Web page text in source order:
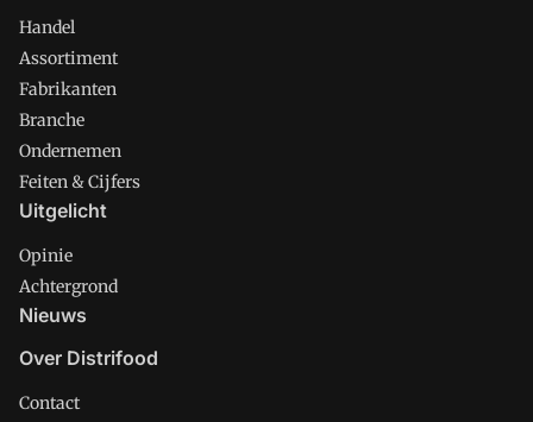
Handel
Assortiment
Fabrikanten
Branche
Ondernemen
Feiten & Cijfers
Uitgelicht
Opinie
Achtergrond
Nieuws
Over Distrifood
Contact